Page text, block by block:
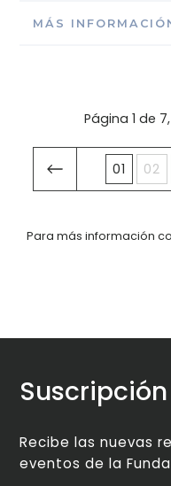
MÁS
Página 1 de
01 02
Para más información
Suscripción
Recibe las nuevas
eventos de la